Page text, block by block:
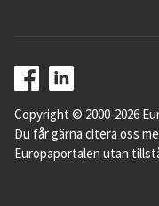
Copyright © 2000-2026
Du får gärna citera oss
Europaportalen utan